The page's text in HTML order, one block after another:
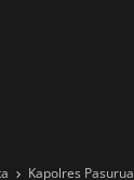
Kapolres